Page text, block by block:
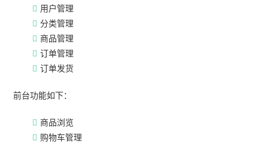
用户管理
分类管理
商品管理
订单管理
订单发货
前台功能如下：
商品浏览
购物车管理